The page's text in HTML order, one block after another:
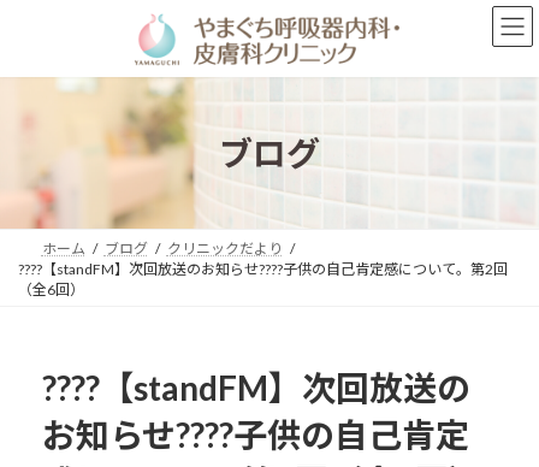
ン
プ
ー
動
ブログ
ホーム ブログ
クリニックだより
????️【standFM】次回放送のお知らせ????️子供の自己肯定感について。第2回
（全6回）
????️【standFM】次回放送の
お知らせ????️子供の自己肯定